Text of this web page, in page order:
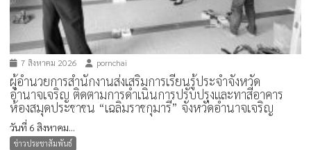
7 สิงหาคม 2026 pornchai
ผู้อำนวยการสำนักงานส่งเสริมการเรียนรู้ประจำจังหวัด
อำนาจเจริญ ติดตามการดำเนินการปรับปรุงและทาสีอาคาร
ห้องสมุดประชาชน “เฉลิมราชกุมารี” จังหวัดอำนาจเจริญ
วันที่ 6 สิงหาคม...
ข่าวประชาสัมพันธ์